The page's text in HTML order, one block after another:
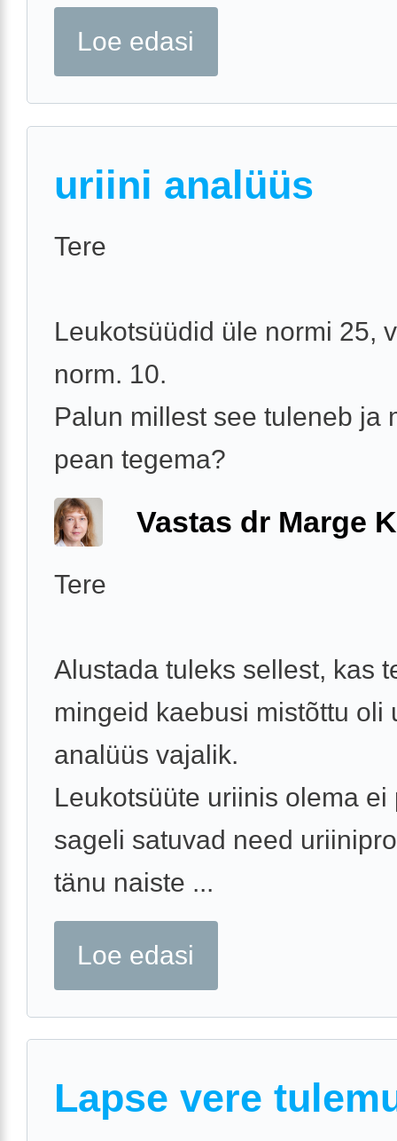
Loe edasi
uriini analüüs
Tere
Leukotsüüdid üle normi 25,
norm. 10.
Palun millest see tuleneb ja
pean tegema?
Vastas dr Marge
Tere
Alustada tuleks sellest, kas
mingeid kaebusi mistõttu oli
analüüs vajalik.
Leukotsüüte uriinis olema ei
sageli satuvad need
tänu naiste ...
Loe edasi
Lapse vere